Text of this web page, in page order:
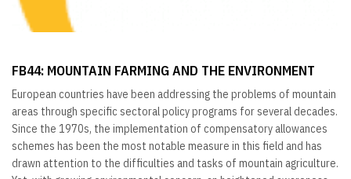
FB44: MOUNTAIN FARMING AND THE ENVIRONMENT
European countries have been addressing the problems of mountain
areas through specific sectoral policy programs for several decades.
Since the 1970s, the implementation of compensatory allowances
schemes has been the most notable measure in this field and has
drawn attention to the difficulties and tasks of mountain agriculture.